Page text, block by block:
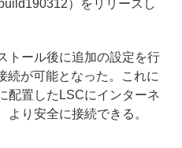
）をリリースし
ール後に追加の設定を行
続が可能となった。これに
配置したLSCにインターネ
より安全に接続できる。